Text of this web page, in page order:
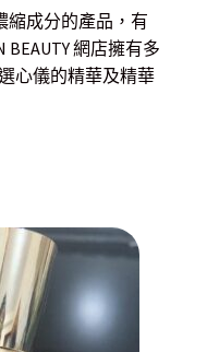
縮成分的產品，有
網店擁有多
心儀的精華及精華